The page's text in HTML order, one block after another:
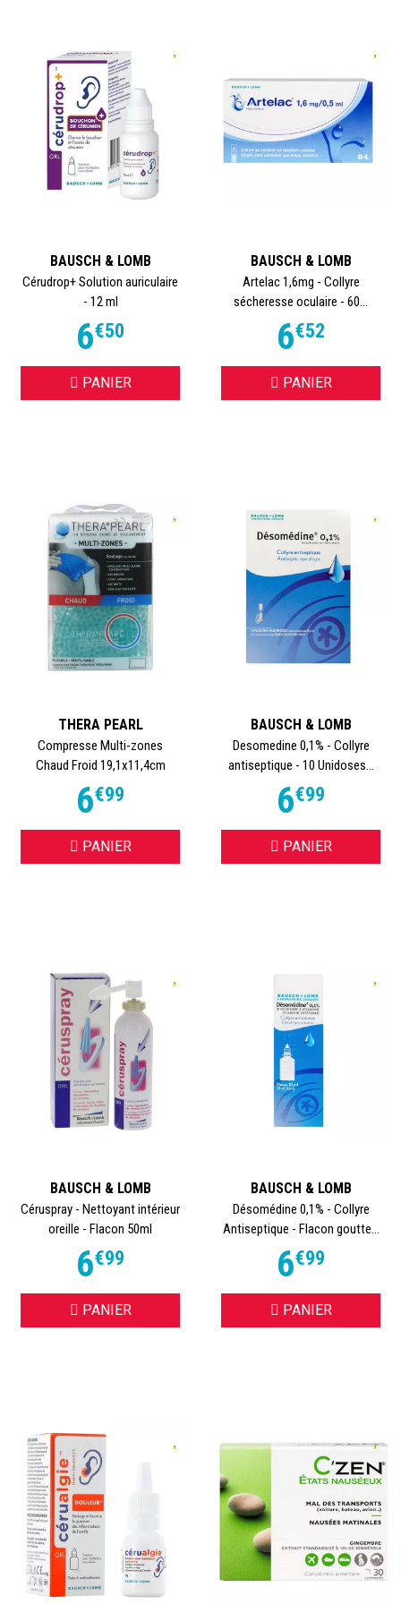
sur TooPharma.com
Grâce à notre pharmacie en ligne agréée, bénéficiez d’un
accès facile et sécurisé aux
solutions oculaires Bausch
& Lomb . Livraison rapide, service client à l’écoute,
promotions régulières sur les
solutions pour lentilles et
collyres.
marque de référence mondiale.
BAUSCH & LOMB
Cérudrop+ Solution auriculaire
- 12 ml
6€50
PANIER
BAUSCH & LOMB
Artelac 1,6mg - Collyre
sécheresse oculaire - 60...
6€52
PANIER
THERA PEARL
Compresse Multi-zones
Chaud Froid 19,1x11,4cm
6€99
PANIER
BAUSCH & LOMB
Desomedine 0,1% - Collyre
antiseptique - 10 Unidoses...
6€99
PANIER
BAUSCH & LOMB
Céruspray - Nettoyant intérieur
oreille - Flacon 50ml
6€99
PANIER
BAUSCH & LOMB
Désomédine 0,1% - Collyre
Antiseptique - Flacon goutte...
6€99
PANIER